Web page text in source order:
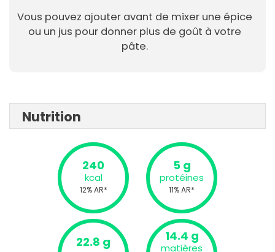
Vous pouvez ajouter avant de mixer une épice
ou un jus pour donner plus de goût à votre
pâte.
Nutrition
240
kcal
12% AR*
5 g
protéines
11% AR*
22.8 g 14.4 g
matières